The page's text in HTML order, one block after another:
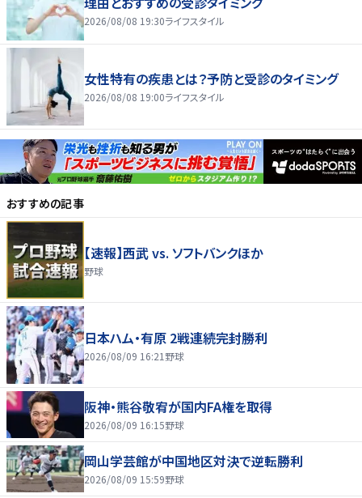
2026/08/08 19:30ライフスタイル
女性特有の疾患とは？予防と受診のタイミング
2026/08/08 19:00ライフスタイル
おすすめの記事
【速報】西武 vs. ソフトバンクほか
野球
日本ハム・有原 2戦連続完封勝利
2026/08/09 16:21 野球
阪神・熊谷敬宥が国内FA権を取得
2026/08/09 16:15野球
岡山学芸館が中国地区対決で逆転勝利
2026/08/09 15:59野球